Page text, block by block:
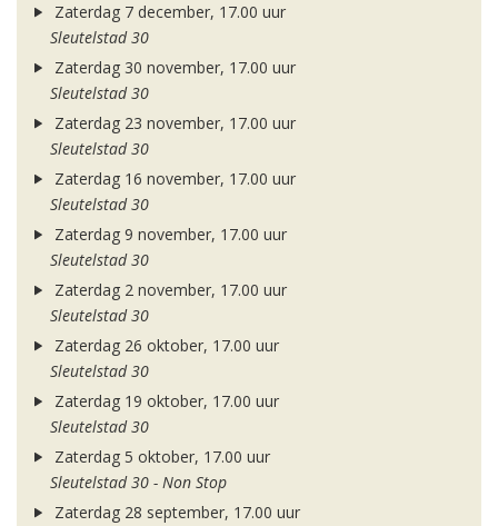
Zaterdag 7 december, 17.00 uur
Sleutelstad 30
Zaterdag 30 november, 17.00 uur
Sleutelstad 30
Zaterdag 23 november, 17.00 uur
Sleutelstad 30
Zaterdag 16 november, 17.00 uur
Sleutelstad 30
Zaterdag 9 november, 17.00 uur
Sleutelstad 30
Zaterdag 2 november, 17.00 uur
Sleutelstad 30
Zaterdag 26 oktober, 17.00 uur
Sleutelstad 30
Zaterdag 19 oktober, 17.00 uur
Sleutelstad 30
Zaterdag 5 oktober, 17.00 uur
Sleutelstad 30 - Non Stop
Zaterdag 28 september, 17.00 uur